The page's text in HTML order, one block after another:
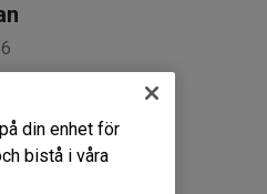
konstruktion
bärbalkar
din enhet för
bistå i våra